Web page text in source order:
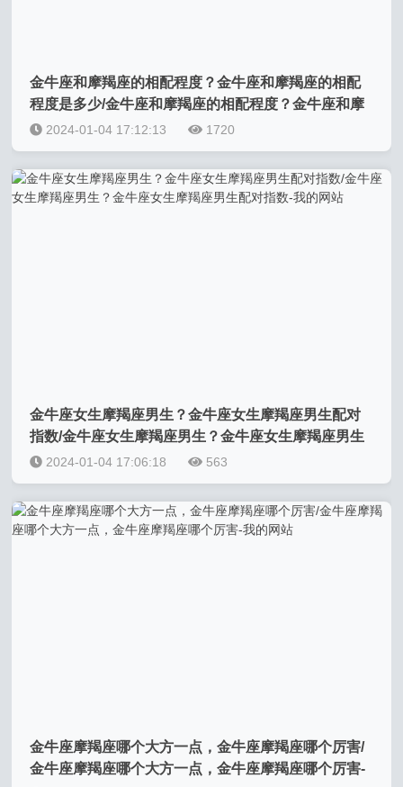
金牛座和摩羯座的相配程度？金牛座和摩羯座的相配
程度是多少/金牛座和摩羯座的相配程度？金牛座和摩
羯座的相配程度是多少-我的网站
2024-01-04 17:12:13 1720
金牛座女生摩羯座男生？金牛座女生摩羯座男生配对
指数/金牛座女生摩羯座男生？金牛座女生摩羯座男生
配对指数-我的网站
2024-01-04 17:06:18 563
金牛座摩羯座哪个大方一点，金牛座摩羯座哪个厉害/
金牛座摩羯座哪个大方一点，金牛座摩羯座哪个厉害-